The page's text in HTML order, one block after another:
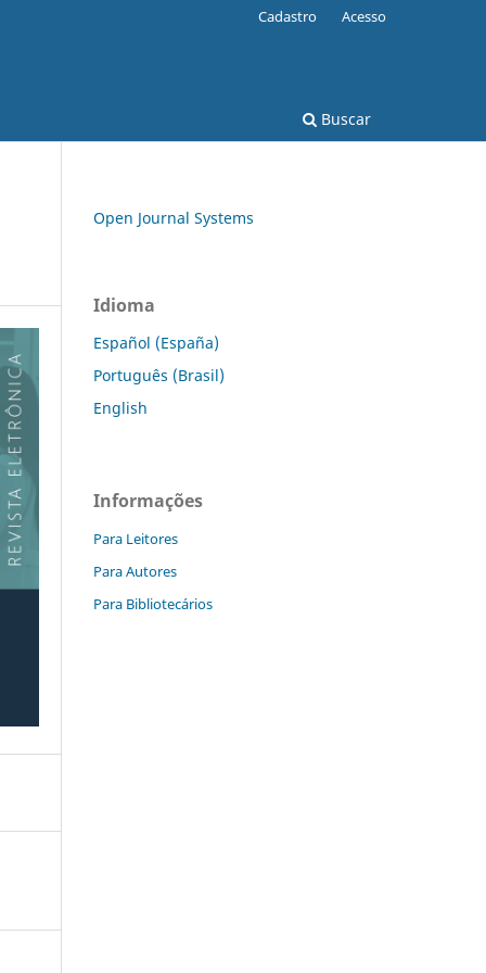
Buscar
Cadastro Acesso
Open Journal Systems
Idioma
Español (España)
Português (Brasil)
English
Informações
Para Leitores
Para Autores
Para Bibliotecários